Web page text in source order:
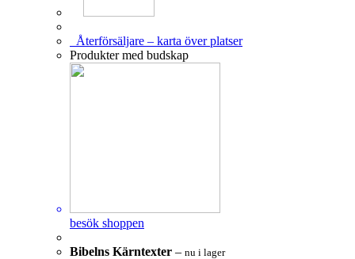
Återförsäljare – karta över platser
Produkter med budskap
besök shoppen
Bibelns Kärntexter – nu i lager